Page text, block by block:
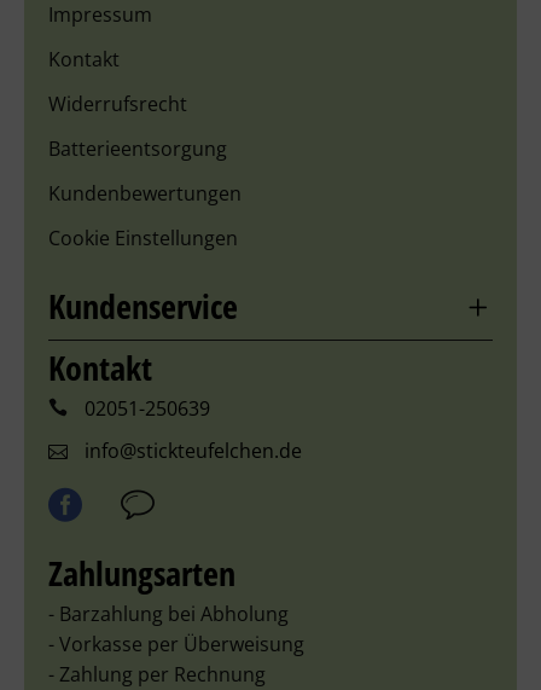
Impressum
Kontakt
Widerrufsrecht
Batterieentsorgung
Kundenbewertungen
Cookie Einstellungen
Kundenservice
Kontakt
02051-250639
info@stickteufelchen.de
Zahlungsarten
- Barzahlung bei Abholung
- Vorkasse per Überweisung
- Zahlung per Rechnung